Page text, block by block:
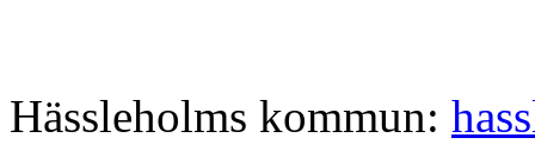
Hässleholms kommun: